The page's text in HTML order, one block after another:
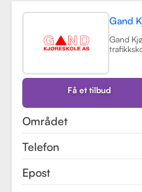
Gand
Gand
Få et tilbud
Området
Telefon
Epost